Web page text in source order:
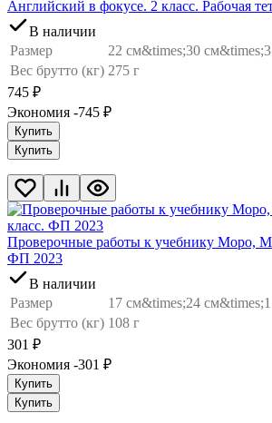
Английский в фокусе. 2 класс. Рабочая
В наличии
Размер
22 см&times;30
Вес брутто (кг) 275 г
745 ₽
Экономия -745 ₽
Купить
Купить
Проверочные работы к учебнику Моро,
ФП 2023
В наличии
Размер
17 см&times;24
Вес брутто (кг) 108 г
301 ₽
Экономия -301 ₽
Купить
Купить